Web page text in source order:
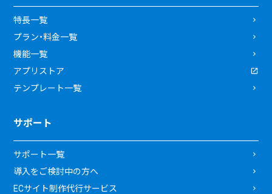
特長一覧
プラン・料金一覧
機能一覧
アプリストア
テンプレート一覧
サポート
サポート一覧
導入をご検討中の方へ
ECサイト制作代行サービス